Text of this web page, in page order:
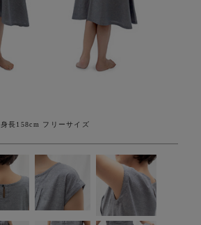
身長158cm フリーサイズ